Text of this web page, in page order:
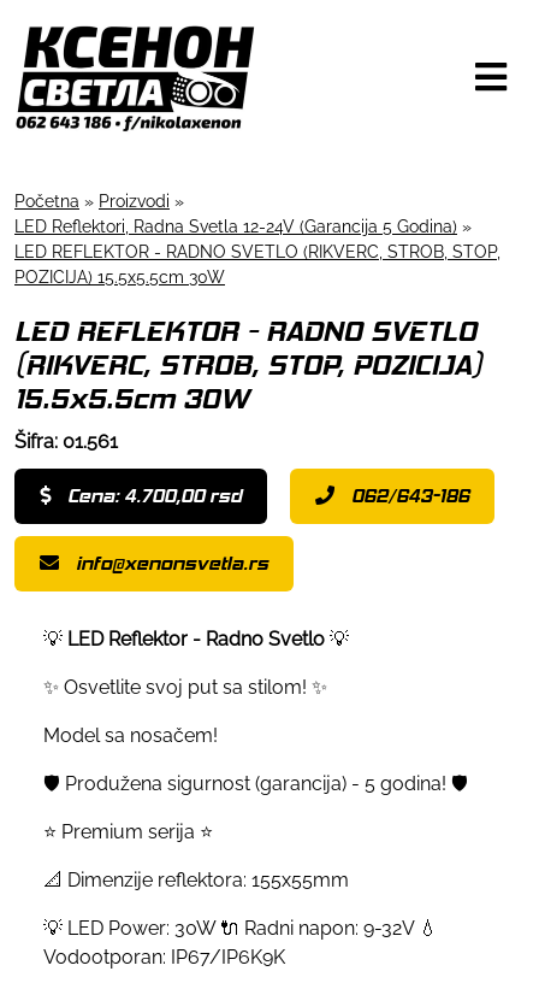
Početna » Proizvodi »
LED Reflektori, Radna Svetla 12-24V (Garancija 5 Godina) »
LED REFLEKTOR - RADNO SVETLO (RIKVERC, STROB, STOP,
POZICIJA) 15.5x5.5cm 30W
LED REFLEKTOR - RADNO SVETLO
(RIKVERC, STROB, STOP, POZICIJA)
15.5x5.5cm 30W
Šifra: 01.561
Cena: 4.700,00 rsd 062/643-186
info@xenonsvetla.rs
💡 LED Reflektor - Radno Svetlo 💡
✨ Osvetlite svoj put sa stilom! ✨
Model sa nosačem!
🛡️ Produžena sigurnost (garancija) - 5 godina! 🛡️
⭐ Premium serija ⭐
📐 Dimenzije reflektora: 155x55mm
💡 LED Power: 30W 🔌 Radni napon: 9-32V 💧
Vodootporan: IP67/IP6K9K